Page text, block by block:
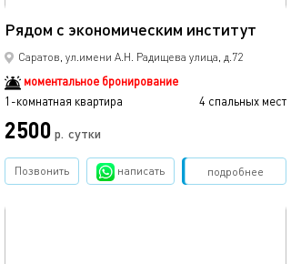
Рядом с экономическим институт
Саратов, ул.имени А.Н. Радищева улица, д.72
моментальное бронирование
1-комнатная квартира
4 спальных мест
2500 р. сутки
подробнее
Позвонить написать Забронировать